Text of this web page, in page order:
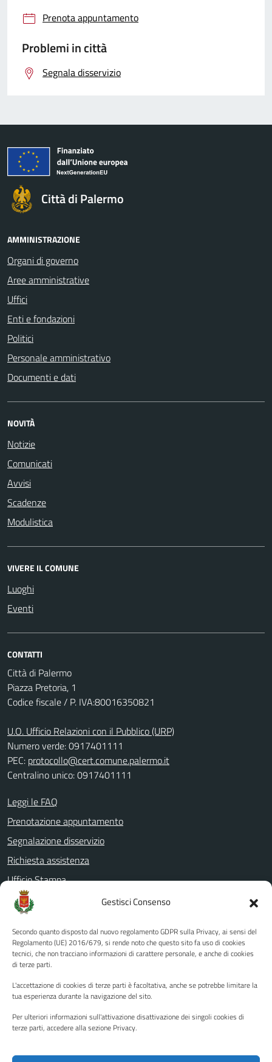
Gestisci Consenso
Secondo quanto disposto dal nuovo regolamento GDPR sulla Privacy, ai sensi del
Regolamento (UE) 2016/679, si rende noto che questo sito fa uso di cookies
tecnici, che non tracciano informazioni di carattere personale, e anche di cookies
di terze parti.
L'accettazione di cookies di terze parti è facoltativa, anche se potrebbe limitare la
tua esperienza durante la navigazione del sito.
Per ulteriori informazioni sull'attivazione disattivazione dei singoli cookies di
terze parti, accedere alla sezione Privacy.
Prenota appuntamento
Problemi in città
Segnala disservizio
Città di Palermo
AMMINISTRAZIONE
Organi di governo
Aree amministrative
Uffici
Enti e fondazioni
Politici
Personale amministrativo
Documenti e dati
NOVITÀ
Notizie
Comunicati
Avvisi
Scadenze
Modulistica
VIVERE IL COMUNE
Luoghi
Eventi
CONTATTI
Città di Palermo
Piazza Pretoria, 1
Codice fiscale / P. IVA:80016350821
U.O. Ufficio Relazioni con il Pubblico (URP)
Numero verde: 0917401111
PEC: protocollo@cert.comune.palermo.it
Centralino unico: 0917401111
Leggi le FAQ
Prenotazione appuntamento
Segnalazione disservizio
Richiesta assistenza
Ufficio Stampa
Amministrazione Trasparente
Albo pretorio
Informativa privacy
Note legali
Piano di miglioramento del sito